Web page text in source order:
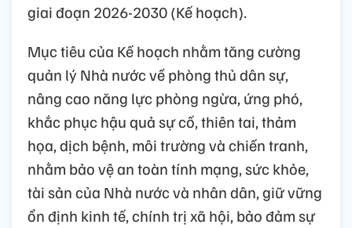
giai đoạn 2026-2030 (Kế hoạch).
Mục tiêu của Kế hoạch nhằm tăng cường
quản lý Nhà nước về phòng thủ dân sự,
nâng cao năng lực phòng ngừa, ứng phó,
khắc phục hậu quả sự cố, thiên tai, thảm
họa, dịch bệnh, môi trường và chiến tranh,
nhằm bảo vệ an toàn tính mạng, sức khỏe,
tài sản của Nhà nước và nhân dân, giữ vững
ổn định kinh tế, chính trị xã hội, bảo đảm sự